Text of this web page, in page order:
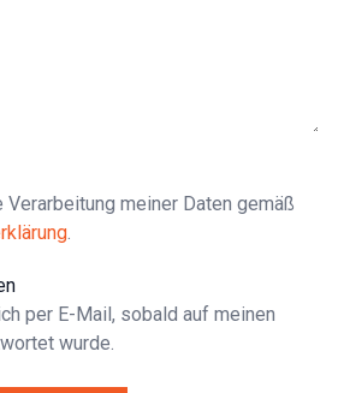
meiner Daten gemäß
.
per E-Mail, sobald auf meinen
wurde.